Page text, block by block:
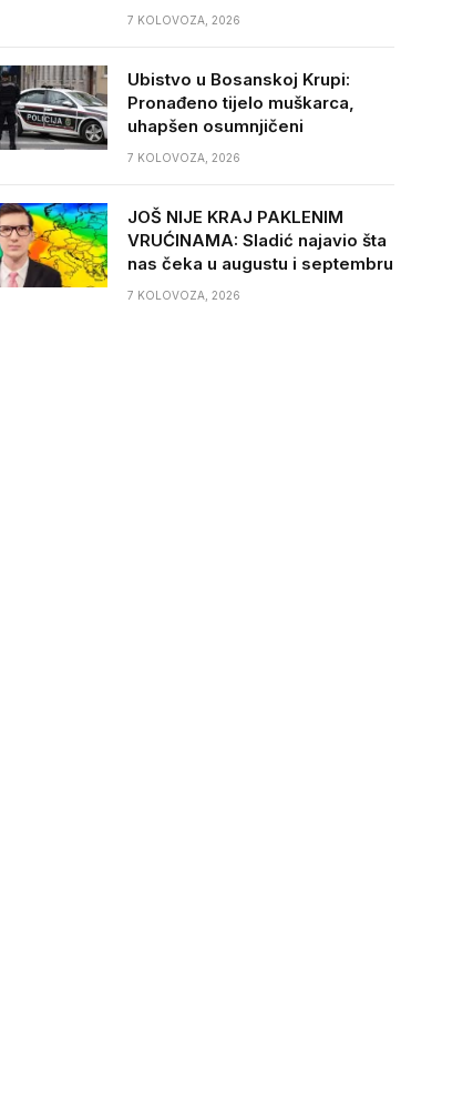
7 KOLOVOZA, 2026
Ubistvo u Bosanskoj Krupi:
Pronađeno tijelo muškarca,
uhapšen osumnjičeni
7 KOLOVOZA, 2026
JOŠ NIJE KRAJ PAKLENIM
VRUĆINAMA: Sladić najavio šta
nas čeka u augustu i septembru
7 KOLOVOZA, 2026